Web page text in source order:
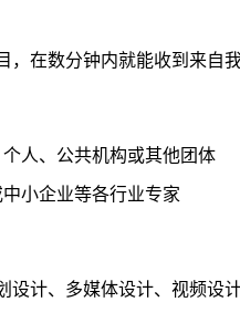
，在数分钟内就能收到来自
人、公共机构或其他团体
小企业等各行业专家
设计、多媒体设计、视频设